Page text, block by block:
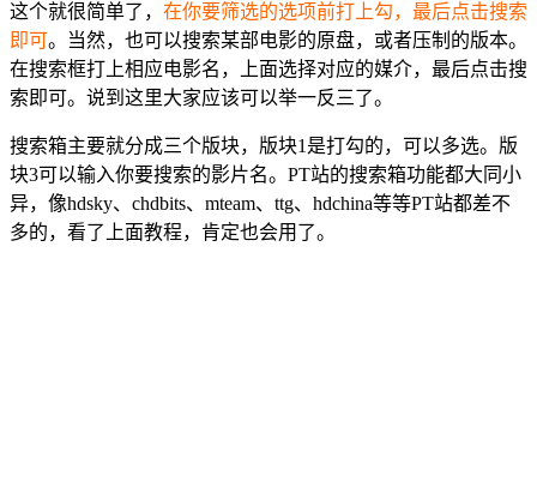
这个就很简单了， 在你要筛选的选项前打上勾，最后点击搜索
即可。当然，也可以搜索某部电影的原盘，或者压制的版本。
在搜索框打上相应电影名，上面选择对应的媒介，最后点击搜
索即可。说到这里大家应该可以举一反三了。
搜索箱主要就分成三个版块，版块1是打勾的，可以多选。版
块3可以输入你要搜索的影片名。PT站的搜索箱功能都大同小
异，像hdsky、chdbits、mteam、ttg、hdchina等等PT站都差不
多的，看了上面教程，肯定也会用了。